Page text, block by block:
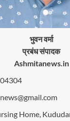
भुवन वर्मा
प्रबंध संपादक
Ashmitanews.in
Home,